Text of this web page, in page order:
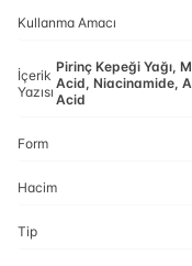
Kullanma Amacı
İçerik
Yazısı
Pirinç Kepeği Yağı,
Acid, Niacinamide,
Acid
Form
Hacim
Tip